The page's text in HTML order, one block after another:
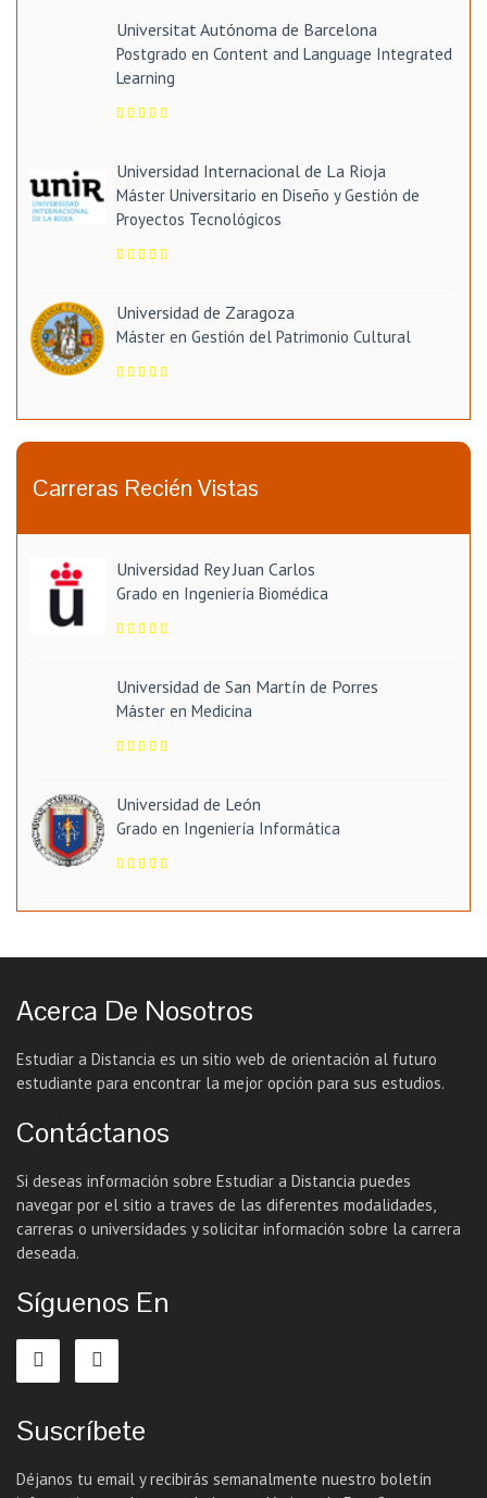
Universitat Autónoma de Barcelona
Postgrado en Content and Language Integrated
Learning
Universidad Internacional de La Rioja
Máster Universitario en Diseño y Gestión de
Proyectos Tecnológicos
Universidad de Zaragoza
Máster en Gestión del Patrimonio Cultural
Carreras Recién Vistas
Universidad Rey Juan Carlos
Grado en Ingeniería Biomédica
Universidad de San Martín de Porres
Máster en Medicina
Universidad de León
Grado en Ingeniería Informática
Acerca De Nosotros
Estudiar a Distancia es un sitio web de orientación al futuro
estudiante para encontrar la mejor opción para sus estudios.
Contáctanos
Si deseas información sobre Estudiar a Distancia puedes
navegar por el sitio a traves de las diferentes modalidades,
carreras o universidades y solicitar información sobre la carrera
deseada.
Síguenos En
Suscríbete
Déjanos tu email y recibirás semanalmente nuestro boletín